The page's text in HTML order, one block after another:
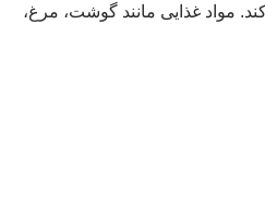
مواد غذایی مانند گوشت، مرغ،